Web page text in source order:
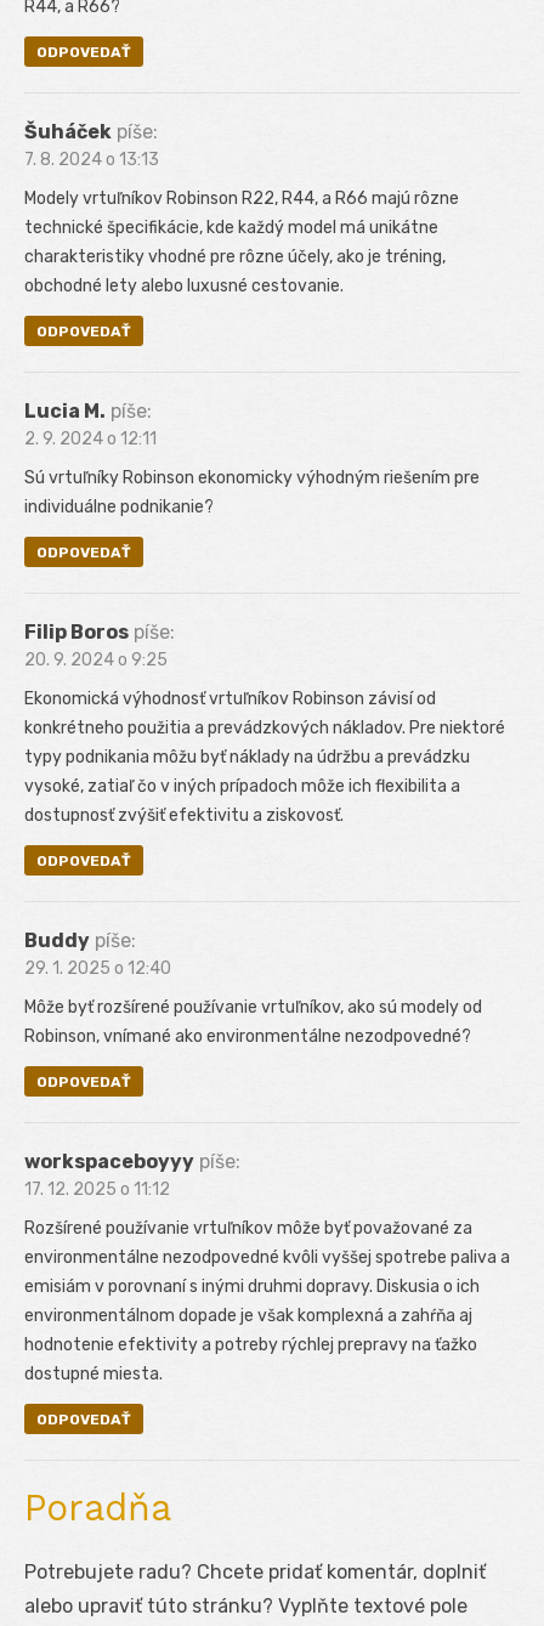
R44, a R66?
ODPOVEDAŤ
Šuháček píše:
7. 8. 2024 o 13:13
Modely vrtuľníkov Robinson R22, R44, a R66 majú rôzne
technické špecifikácie, kde každý model má unikátne
charakteristiky vhodné pre rôzne účely, ako je tréning,
obchodné lety alebo luxusné cestovanie.
ODPOVEDAŤ
Lucia M. píše:
2. 9. 2024 o 12:11
Sú vrtuľníky Robinson ekonomicky výhodným riešením pre
individuálne podnikanie?
ODPOVEDAŤ
Filip Boros píše:
20. 9. 2024 o 9:25
Ekonomická výhodnosť vrtuľníkov Robinson závisí od
konkrétneho použitia a prevádzkových nákladov. Pre niektoré
typy podnikania môžu byť náklady na údržbu a prevádzku
vysoké, zatiaľ čo v iných prípadoch môže ich flexibilita a
dostupnosť zvýšiť efektivitu a ziskovosť.
ODPOVEDAŤ
Buddy píše:
29. 1. 2025 o 12:40
Môže byť rozšírené používanie vrtuľníkov, ako sú modely od
Robinson, vnímané ako environmentálne nezodpovedné?
ODPOVEDAŤ
workspaceboyyy píše:
17. 12. 2025 o 11:12
Rozšírené používanie vrtuľníkov môže byť považované za
environmentálne nezodpovedné kvôli vyššej spotrebe paliva a
emisiám v porovnaní s inými druhmi dopravy. Diskusia o ich
environmentálnom dopade je však komplexná a zahŕňa aj
hodnotenie efektivity a potreby rýchlej prepravy na ťažko
dostupné miesta.
ODPOVEDAŤ
Poradňa
Potrebujete radu? Chcete pridať komentár, doplniť
alebo upraviť túto stránku? Vyplňte textové pole